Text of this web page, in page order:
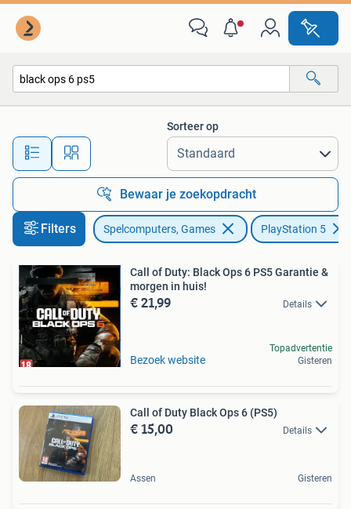
Alle afstanden…
Sorteer op
Bewaar je zoekopdracht
Filters Spelcomputers, Games PlayStation 5
Call of Duty: Black Ops 6 PS5 Garantie &
morgen in huis!
€ 21,99 Details
Bezoek website
Topadvertentie
Gisteren
Call of Duty Black Ops 6 (PS5)
€ 15,00 Details
Assen Gisteren